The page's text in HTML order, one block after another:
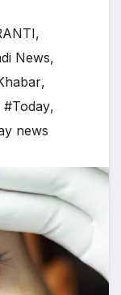
,
News,
,
#Today,
news